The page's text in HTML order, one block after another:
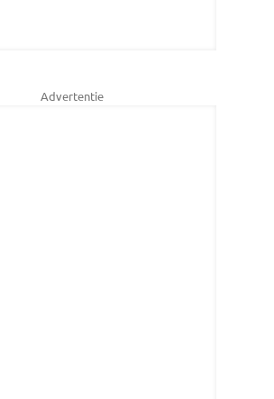
Advertentie